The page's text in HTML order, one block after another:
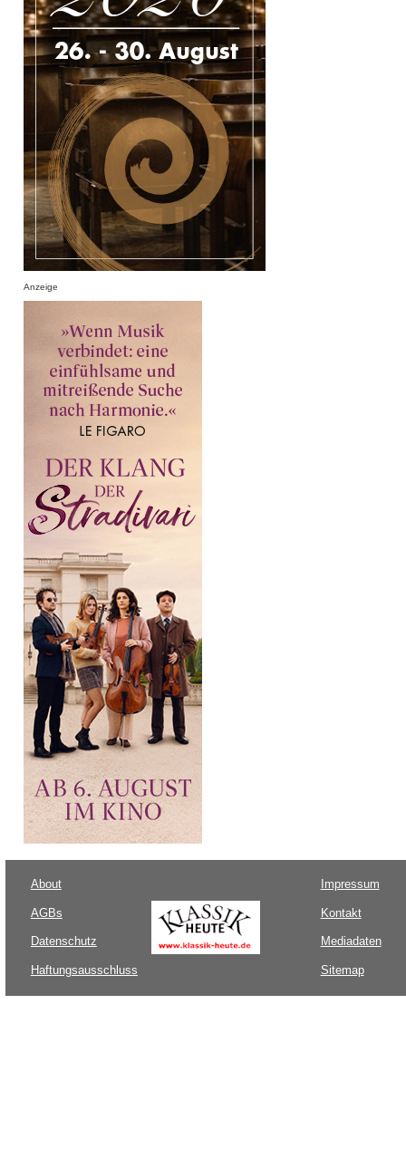
Anzeige
About
AGBs
Datenschutz
Haftungsausschluss
Impressum
Kontakt
Mediadaten
Sitemap